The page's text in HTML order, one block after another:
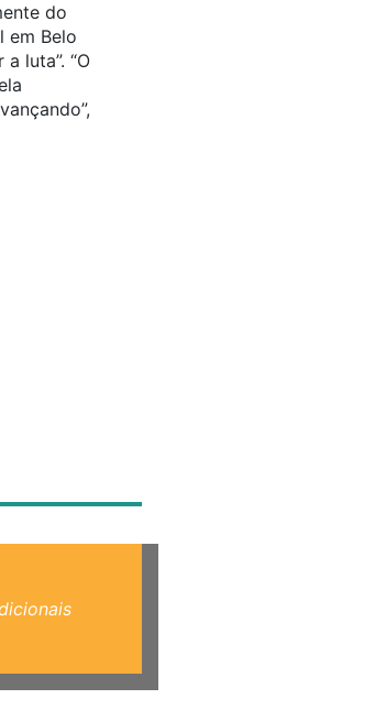
do
em Belo
luta”. “O